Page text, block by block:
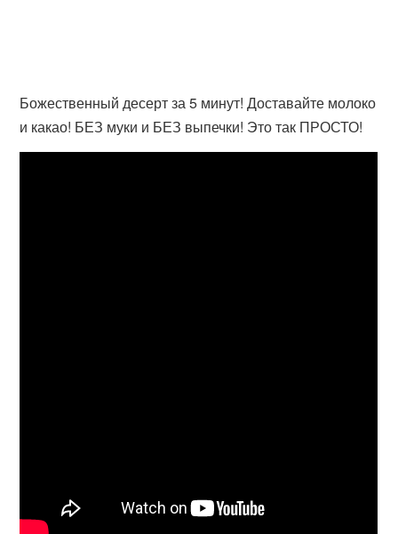
Божественный десерт за 5 минут! Доставайте молоко
и какао! БЕЗ муки и БЕЗ выпечки! Это так ПРОСТО!